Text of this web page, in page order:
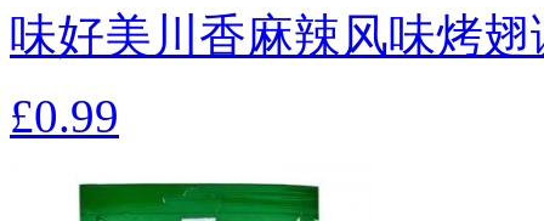
味好美川香麻辣风味烤翅
£0.99